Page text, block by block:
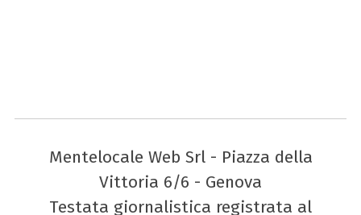
Mentelocale Web Srl - Piazza della
Vittoria 6/6 - Genova
Testata giornalistica registrata al